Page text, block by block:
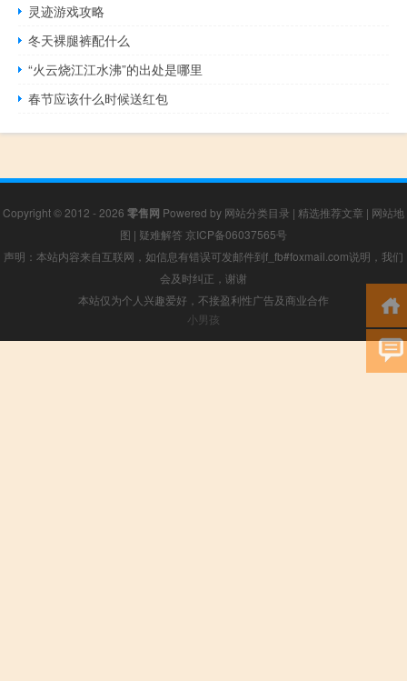
灵迹游戏攻略
冬天裸腿裤配什么
“火云烧江江水沸”的出处是哪里
春节应该什么时候送红包
Copyright © 2012 - 2026 零售网 Powered by 网站分类目录 | 精选推荐文章 | 网站地
图 | 疑难解答 京ICP备06037565号
声明：本站内容来自互联网，如信息有错误可发邮件到f_fb#foxmail.com说明，我们
会及时纠正，谢谢
本站仅为个人兴趣爱好，不接盈利性广告及商业合作
小男孩